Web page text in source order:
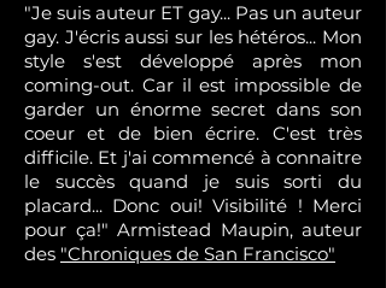
"Je suis auteur ET gay... Pas un auteur
gay. J'écris aussi sur les hétéros... Mon
style s'est développé après mon
coming-out. Car il est impossible de
garder un énorme secret dans son
coeur et de bien écrire. C'est très
difficile. Et j'ai commencé à connaitre
le succès quand je suis sorti du
placard... Donc oui! Visibilité ! Merci
pour ça!" Armistead Maupin, auteur
des "Chroniques de San Francisco"